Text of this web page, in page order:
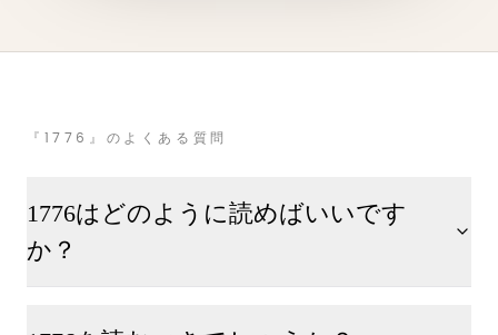
『1776』のよくある質問
1776はどのように読めばいいです
か？